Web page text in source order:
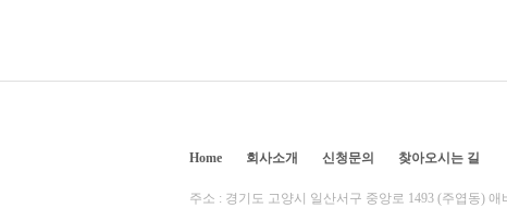
Home 회사소개 신청문의 찾아오시는 길
주소 : 경기도 고양시 일산서구 중앙로 1493 (주엽동) 애